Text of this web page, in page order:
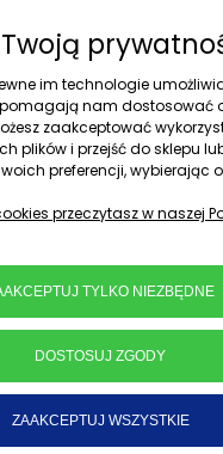
+48 602 356 983
pon.-pt.: 10:00-16:00
sklep@ebratek.pl
im technologie
pomagają nam dostosować
zaakceptować
plików i przejść do sklepu
preferencji, wybierając
przeczytasz w naszej
TYLKO NIEZBĘDNE
DOSTOSUJ ZGODY
ZAAKCEPTUJ WSZYSTKIE